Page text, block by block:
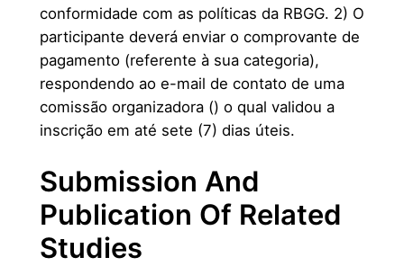
conformidade com as políticas da RBGG. 2) O
participante deverá enviar o comprovante de
pagamento (referente à sua categoria),
respondendo ao e-mail de contato de uma
comissão organizadora () o qual validou a
inscrição em até sete (7) dias úteis.
Submission And
Publication Of Related
Studies